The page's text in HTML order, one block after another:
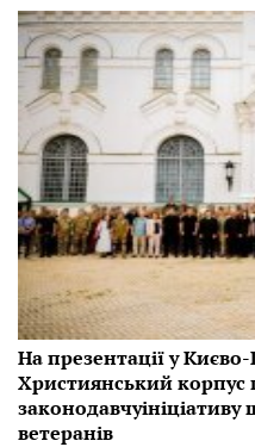
На презентації у
Християнський корпус
ветеранів